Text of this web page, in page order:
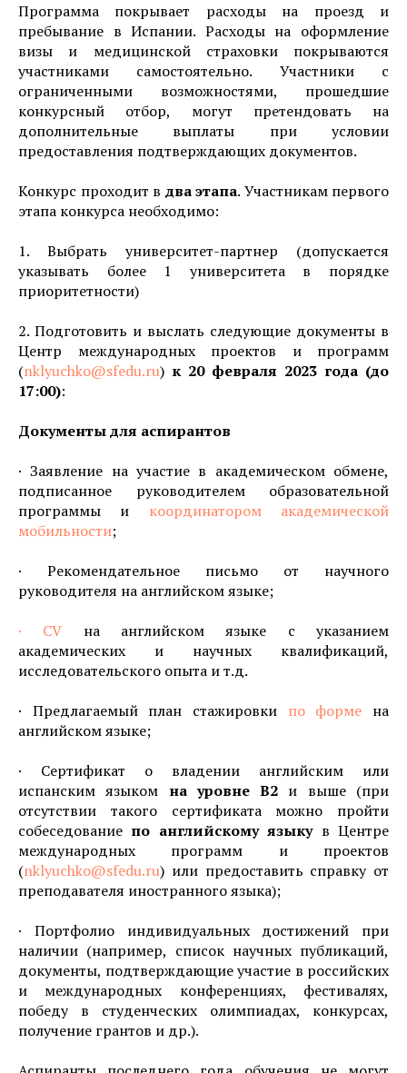
Программа покрывает расходы на проезд и
пребывание в Испании. Расходы на оформление
визы и медицинской страховки покрываются
участниками самостоятельно. Участники с
ограниченными возможностями, прошедшие
конкурсный отбор, могут претендовать на
дополнительные выплаты при условии
предоставления подтверждающих документов.
Конкурс проходит в два этапа. Участникам первого
этапа конкурса необходимо:
1. Выбрать университет-партнер (допускается
указывать более 1 университета в порядке
приоритетности)
2. Подготовить и выслать следующие документы в
Центр международных проектов и программ
(nklyuchko@sfedu.ru) к 20 февраля 2023 года (до
17:00):
Документы для аспирантов
· Заявление на участие в академическом обмене,
подписанное руководителем образовательной
программы и координатором академической
мобильности;
· Рекомендательное письмо от научного
руководителя на английском языке;
· CV на английском языке с указанием
академических и научных квалификаций,
исследовательского опыта и т.д.
· Предлагаемый план стажировки по форме на
английском языке;
· Сертификат о владении английским или
испанским языком на уровне В2 и выше (при
отсутствии такого сертификата можно пройти
собеседование по английскому языкув Центре
международных программ и проектов
(nklyuchko@sfedu.ru) или предоставить справку от
преподавателя иностранного языка);
· Портфолио индивидуальных достижений при
наличии (например, список научных публикаций,
документы, подтверждающие участие в российских
и международных конференциях, фестивалях,
победу в студенческих олимпиадах, конкурсах,
получение грантов и др.).